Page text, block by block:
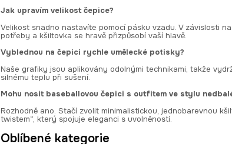
Jak upravím velikost čepice?
Velikost snadno nastavíte pomocí pásku vzadu. V závislosti
potřeby a kšiltovka se hravě přizpůsobí vaší hlavě.
Vyblednou na čepici rychle umělecké potisky?
Naše grafiky jsou aplikovány odolnými technikami, takže
silnému teplu při sušení.
Mohu nosit baseballovou čepici s outfitem ve stylu
Rozhodně ano. Stačí zvolit minimalistickou, jednobarevnou
twistem“, který spojuje eleganci s uvolněností.
Oblíbené kategorie